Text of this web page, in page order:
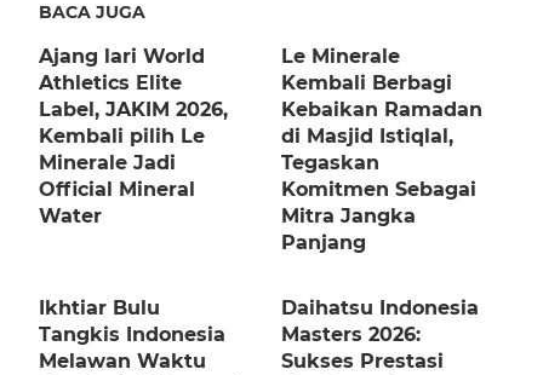
BACA JUGA
Ajang lari World
Athletics Elite
Label, JAKIM 2026,
Kembali pilih Le
Minerale Jadi
Official Mineral
Water
Le Minerale
Kembali Berbagi
Kebaikan Ramadan
di Masjid Istiqlal,
Tegaskan
Komitmen Sebagai
Mitra Jangka
Panjang
Ikhtiar Bulu
Tangkis Indonesia
Melawan Waktu
Daihatsu Indonesia
Masters 2026:
Sukses Prestasi